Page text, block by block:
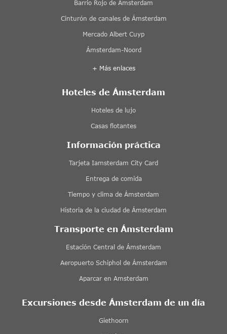
Barrio Rojo de Ámsterdam
Cinturón de canales de Ámsterdam
Mercado Albert Cuyp
Ámsterdam-Noord
+ Más enlaces
Hoteles de Ámsterdam
Hoteles de lujo
Casas flotantes
Información práctica
Tarjeta Iamsterdam City Card
Entrega de comida
Tiempo y clima de Ámsterdam
Historia de la ciudad de Ámsterdam
Transporte en Ámsterdam
Estación Central de Ámsterdam
Aeropuerto Schiphol de Ámsterdam
Aparcar en Amsterdam
Excursiones desde Ámsterdam de un día
Giethoorn